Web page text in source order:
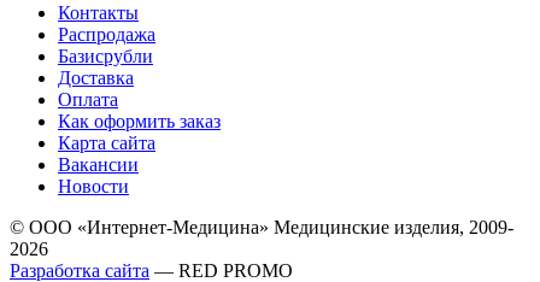
Контакты
Распродажа
Базисрубли
Доставка
Оплата
Как оформить заказ
Карта сайта
Вакансии
Новости
© ООО «Интернет-Медицина» Медицинские изделия, 2009-
2026
Разработка сайта — RED PROMO